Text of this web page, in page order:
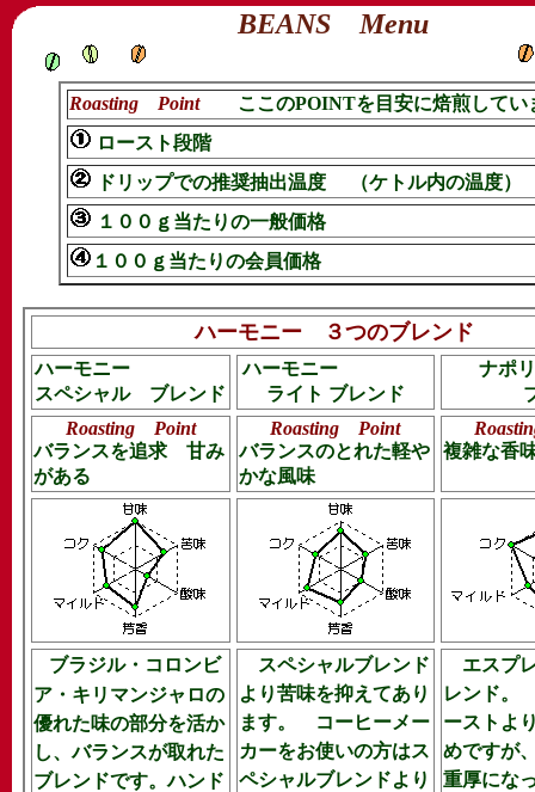
BEANS Menu
Roasting Point ここのPOINTを目安に焙煎してい
ロースト段階
ドリップでの推奨抽出温度
（ケトル内の温度）
１００ｇ当たりの一般価格
１００ｇ当たりの会員価格
ハーモニー ３つのブレンド
ハーモニー
スペシャル ブレンド
ハーモニー
ライト ブレンド
ナポリ
Roasting Point
バランスを追求 甘み
がある
Roasting Point
バランスのとれた軽や
かな風味
複雑な香
ブラジル・コロンビ
ア・キリマンジャロの
優れた味の部分を活か
し、バランスが取れた
ブレンドです。ハンド
スペシャルブレンド
より苦味を抑えてあり
ます。 コーヒーメー
カーをお使いの方はス
ペシャルブレンドより
エスプ
レンド。
ーストよ
めですが
重厚にな